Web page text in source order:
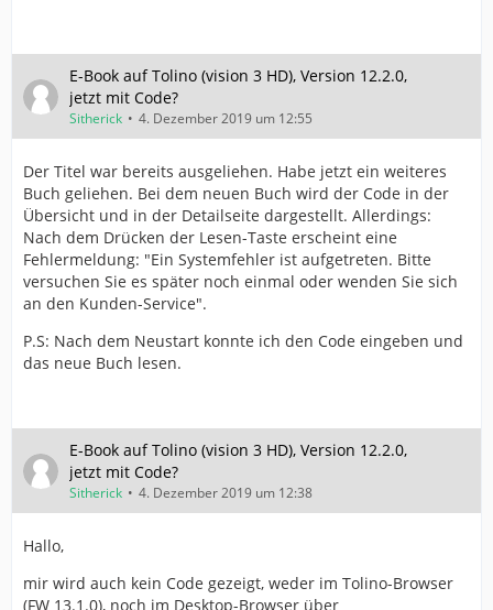
E-Book auf Tolino (vision 3 HD), Version 12.2.0,
jetzt mit Code?
Sitherick 4. Dezember 2019 um 12:55
Der Titel war bereits ausgeliehen. Habe jetzt ein weiteres
Buch geliehen. Bei dem neuen Buch wird der Code in der
Übersicht und in der Detailseite dargestellt. Allerdings:
Nach dem Drücken der Lesen-Taste erscheint eine
Fehlermeldung: "Ein Systemfehler ist aufgetreten. Bitte
versuchen Sie es später noch einmal oder wenden Sie sich
an den Kunden-Service".
P.S: Nach dem Neustart konnte ich den Code eingeben und
das neue Buch lesen.
E-Book auf Tolino (vision 3 HD), Version 12.2.0,
jetzt mit Code?
Sitherick 4. Dezember 2019 um 12:38
Hallo,
mir wird auch kein Code gezeigt, weder im Tolino-Browser
(FW 13.1.0), noch im Desktop-Browser über